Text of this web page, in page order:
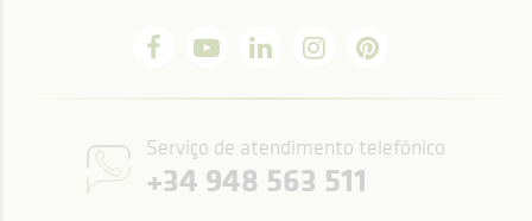
Serviço de atendimento telefónico
+34 948 563 511